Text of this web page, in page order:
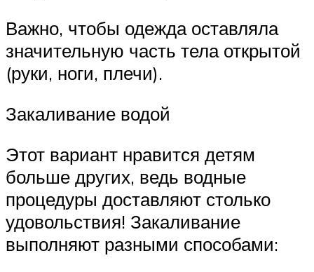
Важно, чтобы одежда оставляла
значительную часть тела открытой
(руки, ноги, плечи).
Закаливание водой
Этот вариант нравится детям
больше других, ведь водные
процедуры доставляют столько
удовольствия! Закаливание
выполняют разными способами: